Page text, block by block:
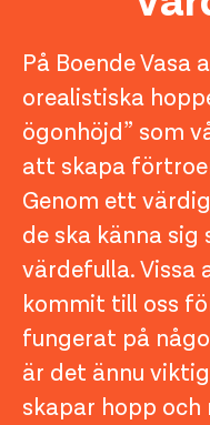
På Boende Vasa
orealistiska
ögonhöjd” som
att skapa
Genom ett
de ska känna sig
värdefulla. Vissa
kommit till oss
fungerat på
är det ännu
skapar hopp och